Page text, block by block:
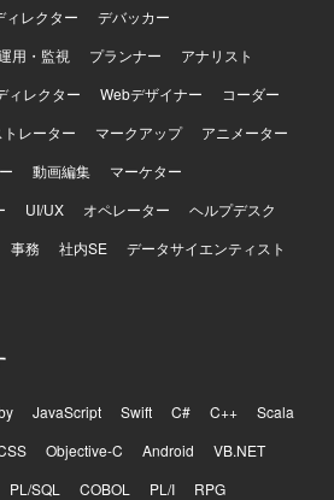
ィレクター
デバッカー
用・監視 プランナー
アナリスト
ィレクター Webデザイナー
コーダー
レーター マークアップ
アニメーター
動画編集
マーケター
UI/UX オペレーター
ヘルプデスク
事務 社内SE
データサイエンティスト
JavaScript Swift C# C++
Scala
Objective-C Android
VB.NET
PL/SQL COBOL PL/I
RPG